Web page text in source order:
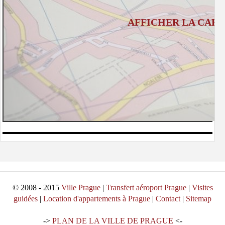
AFFICHER LA
© 2008 - 2015 Ville Prague| Transfert aéroport Prague| Visites
guidées | Location d'appartements à Prague | Contact | Sitemap
-> PLAN DE LA VILLE DE PRAGUE <-